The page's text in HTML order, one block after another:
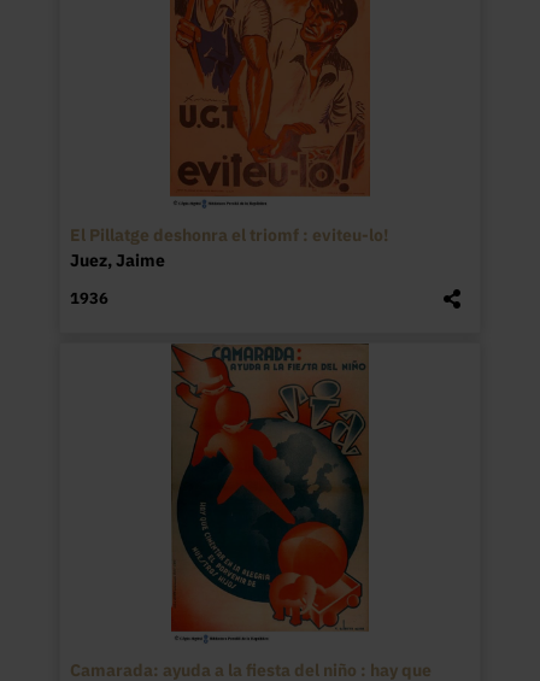
El Pillatge deshonra el triomf : eviteu-lo!
Juez, Jaime
1936
Camarada: ayuda a la fiesta del niño : hay que